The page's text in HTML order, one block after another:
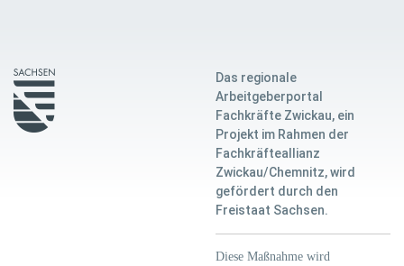
Das regionale
Arbeitgeberportal
Fachkräfte Zwickau, ein
Projekt im Rahmen der
Fachkräfteallianz
Zwickau/Chemnitz, wird
gefördert durch den
Freistaat Sachsen.
Diese Maßnahme wird